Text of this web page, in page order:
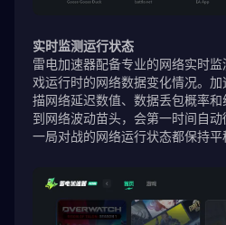
实时监测运行状态
雷电加速器配备专业的网络实时
戏运行时的网络数据变化情况。
描网络延迟数值、数据丢包概率
到网络波动苗头，会第一时间自
一局对战的网络运行状态都保持平